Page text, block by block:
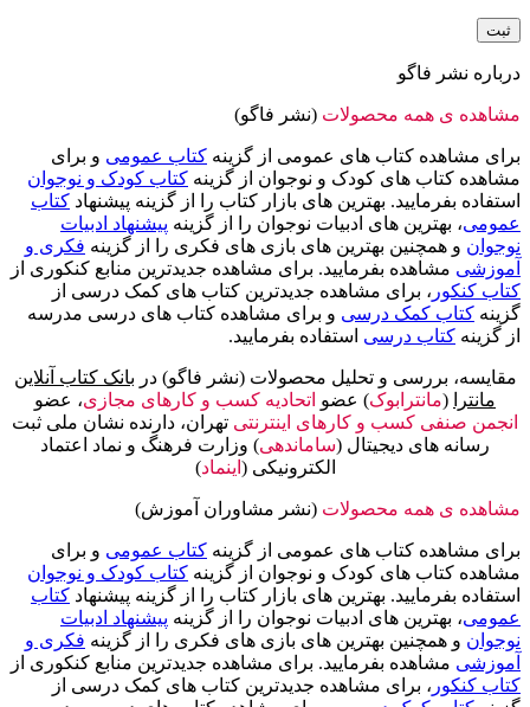
درباره نشر فاگو
مشاهده ی همه محصولات (نشر فاگو)
برای مشاهده کتاب های عمومی از گزینه کتاب عمومی و برای
مشاهده کتاب های کودک و نوجوان از گزینه کتاب کودک و نوجوان
استفاده بفرمایید. بهترین های بازار کتاب را از گزینه پیشنهاد کتاب
عمومی، بهترین های ادبیات نوجوان را از گزینه پیشنهاد ادبیات
نوجوان و همچنین بهترین های بازی های فکری را از گزینه فکری و
آموزشی مشاهده بفرمایید. برای مشاهده جدیدترین منابع کنکوری از
کتاب کنکور ، برای مشاهده جدیدترین کتاب های کمک درسی از
گزینه کتاب کمک درسی و برای مشاهده کتاب های درسی مدرسه
از گزینه کتاب درسی استفاده بفرمایید.
مقایسه، بررسی و تحلیل محصولات (نشر فاگو) در بانک کتاب آنلاین
مانترا
(مانترابوک) عضو اتحادیه کسب و کارهای مجازی، عضو
انجمن صنفی کسب و کارهای اینترنتی تهران، دارنده نشان ملی ثبت
رسانه های دیجیتال (ساماندهی) وزارت فرهنگ و نماد اعتماد
الکترونیکی ( اینماد)
مشاهده ی همه محصولات (نشر مشاوران آموزش)
برای مشاهده کتاب های عمومی از گزینه کتاب عمومی و برای
مشاهده کتاب های کودک و نوجوان از گزینه کتاب کودک و نوجوان
استفاده بفرمایید. بهترین های بازار کتاب را از گزینه پیشنهاد کتاب
عمومی، بهترین های ادبیات نوجوان را از گزینه پیشنهاد ادبیات
نوجوان و همچنین بهترین های بازی های فکری را از گزینه فکری و
آموزشی مشاهده بفرمایید. برای مشاهده جدیدترین منابع کنکوری از
کتاب کنکور ، برای مشاهده جدیدترین کتاب های کمک درسی از